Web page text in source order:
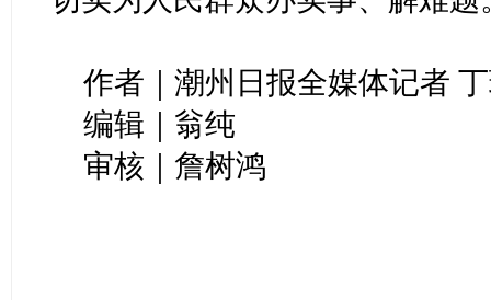
作者｜潮州日报全媒体记者
编辑｜翁纯
审核｜詹树鸿